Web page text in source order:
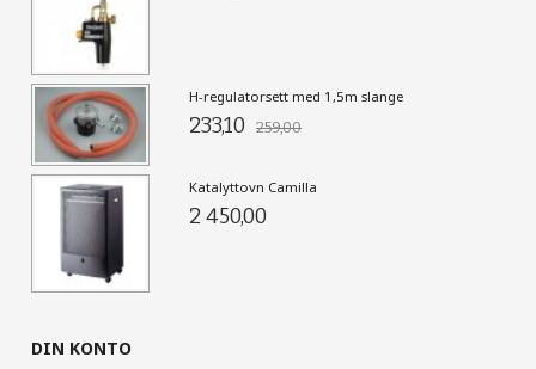
H-regulatorsett med 1,5m slange
233,10 259,00
Katalyttovn Camilla
2 450,00
DIN KONTO